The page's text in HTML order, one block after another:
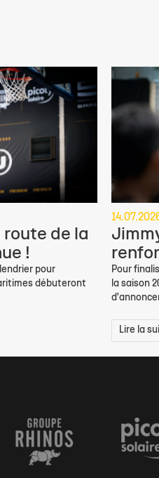
route de la
!
pour
débuteront
Pour
la saison
Lire la